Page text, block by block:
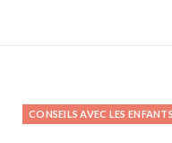
CONSEILS AVEC LES ENFANTS